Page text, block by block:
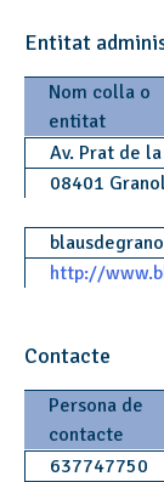
Entitat
Nom colla o
entitat
Av. Prat de
08401
http://
Contacte
Persona de
contacte
637747750